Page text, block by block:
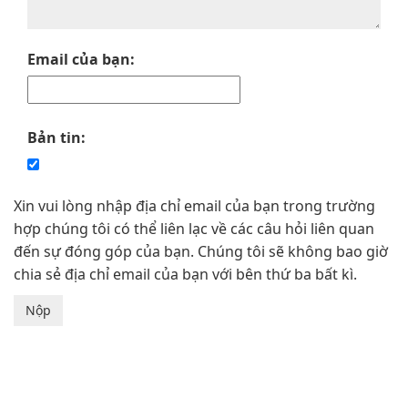
Email của bạn:
Bản tin:
Xin vui lòng nhập địa chỉ email của bạn trong trường
hợp chúng tôi có thể liên lạc về các câu hỏi liên quan
đến sự đóng góp của bạn. Chúng tôi sẽ không bao giờ
chia sẻ địa chỉ email của bạn với bên thứ ba bất kì.